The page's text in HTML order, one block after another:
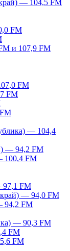
— 104,5 FM
FM
и 107,9 FM
FM
FM
— 104,4
— 94,2 FM
100,4 FM
97,1 FM
край) — 94,0 FM
94,2 FM
— 90,3 FM
FM
FM